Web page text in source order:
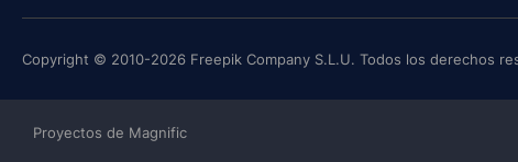
Copyright © 2010-2026 Freepik Company S.L.U. Todos los derechos
Proyectos de Magnific